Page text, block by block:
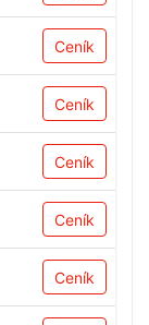
Ceník
Ceník
Ceník
Ceník
Ceník